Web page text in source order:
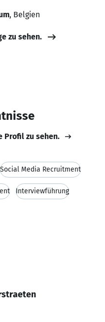
, Belgien
zu sehen.
Profil zu sehen.
Social Media Recruitment
Interviewführung